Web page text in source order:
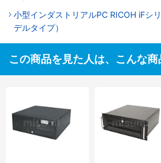
小型インダストリアルPC RICOH iFシ
デルタイプ）
この商品を見た人は、こんな